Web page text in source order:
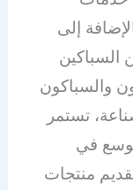
إلى
السباكين
والسباكون
تستمر
في
منتجات